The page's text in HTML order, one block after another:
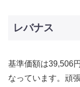
レバナス
基準価額は39,506
なっています。頑